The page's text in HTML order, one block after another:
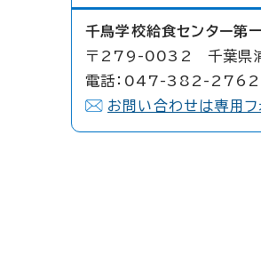
千鳥学校給食センター第
〒279-0032 千葉県
電話：047-382-
お問い合わせは専用フ